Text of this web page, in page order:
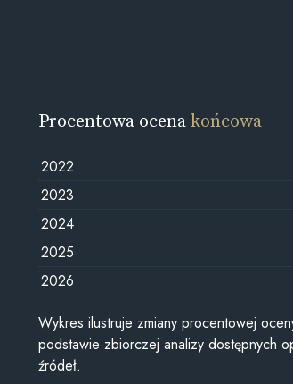
Procentowa ocenakońcowa
2022
2023
2024
2025
2026
Wykres ilustruje zmiany procentowej
podstawie zbiorczej analizy dostępnych
źródeł.